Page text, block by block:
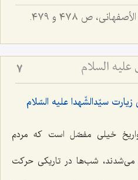
ص ٤٧٨ و ٤٧٩.
علیه السلام 7
سیّدالشّهدا علیه السّلام
خیلی مفصّل است که مردم
می‌شدند، شب‌ها در تاریکی حرکت